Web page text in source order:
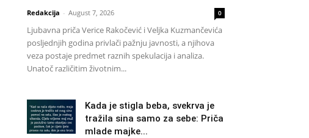
Redakcija - August 7, 2026 0
Ljubavna priča Verice Rakočević i Veljka Kuzmančevića
posljednjih godina privlači pažnju javnosti, a njihova
veza postaje predmet raznih spekulacija i analiza.
Unatoč različitim životnim...
Kada je stigla beba, svekrva je
tražila sina samo za sebe: Priča
mlade majke...